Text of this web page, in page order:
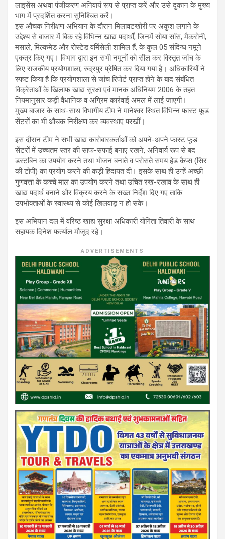
लाइसेंस अथवा पंजीकरण अनिवार्य रूप से प्राप्त करें और उसे दुकान के मुख्य
भाग में प्रदर्शित करना सुनिश्चित करें।
इस औचक निरीक्षण अभियान के दौरान मिलावटखोरी पर अंकुश लगाने के
उद्देश्य से बाजार में बिक रहे विभिन्न खाद्य पदार्थों, जिनमें सोया सॉस, मैकरोनी,
मसाले, मिल्कमेड और रोस्टेड वर्मिसेली शामिल हैं, के कुल 05 संदिग्ध नमूने
एकत्र किए गए। विभाग द्वारा इन सभी नमूनों को सील कर विस्तृत जांच के
लिए राजकीय प्रयोगशाला, रुद्रपुर प्रेषित कर दिया गया है। अधिकारियों ने
स्पष्ट किया है कि प्रयोगशाला से जांच रिपोर्ट प्राप्त होने के बाद संबंधित
विक्रेताओं के खिलाफ खाद्य सुरक्षा एवं मानक अधिनियम 2006 के तहत
नियमानुसार कड़ी वैधानिक व अग्रिम कार्रवाई अमल में लाई जाएगी।
मुख्य बाजार के साथ-साथ विभागीय टीम ने मानेश्वर स्थित विभिन्न फास्ट फूड
सेंटरों का भी औचक निरीक्षण कर व्यवस्थाएं परखीं।
इस दौरान टीम ने सभी खाद्य कारोबारकर्ताओं को अपने-अपने फास्ट फूड
सेंटरों में उच्चतम स्तर की साफ-सफाई बनाए रखने, अनिवार्य रूप से बंद
डस्टबिन का उपयोग करने तथा भोजन बनाते व परोसते समय हेड कैप्स (सिर
की टोपी) का प्रयोग करने की कड़ी हिदायत दी। इसके साथ ही उन्हें अच्छी
गुणवत्ता के कच्चे माल का उपयोग करने तथा उचित रख-रखाव के साथ ही
खाद्य पदार्थ बनाने और विक्रय करने के सख्त निर्देश दिए गए ताकि
उपभोक्ताओं के स्वास्थ्य से कोई खिलवाड़ न हो सके।
इस अभियान दल में वरिष्ठ खाद्य सुरक्षा अधिकारी योगिता तिवारी के साथ
सहायक दिनेश फर्त्याल मौजूद रहे।
ADVERTISEMENTS